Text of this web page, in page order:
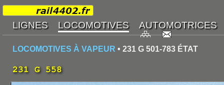
LOCOMOTIVES À VAPEUR • 231 G 501-783 ÉTAT
231 G 558